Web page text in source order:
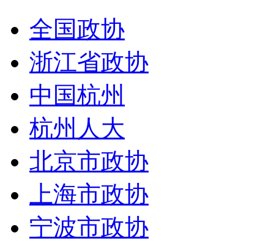
全国政协
浙江省政协
中国杭州
杭州人大
北京市政协
上海市政协
宁波市政协